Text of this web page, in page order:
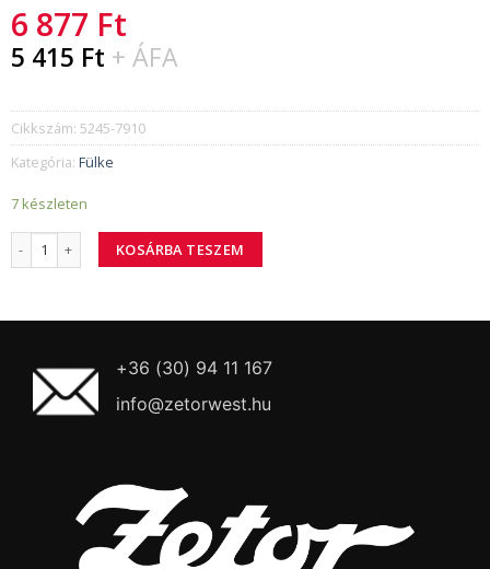
6 877 Ft
5 415 Ft + ÁFA
Cikkszám: 5245-7910
Kategória: Fülke
7 készleten
5245-7910 Teleskop SUSPA 15 mennyiség
KOSÁRBA TESZEM
+36 (30) 94 11 167
info@zetorwest.hu